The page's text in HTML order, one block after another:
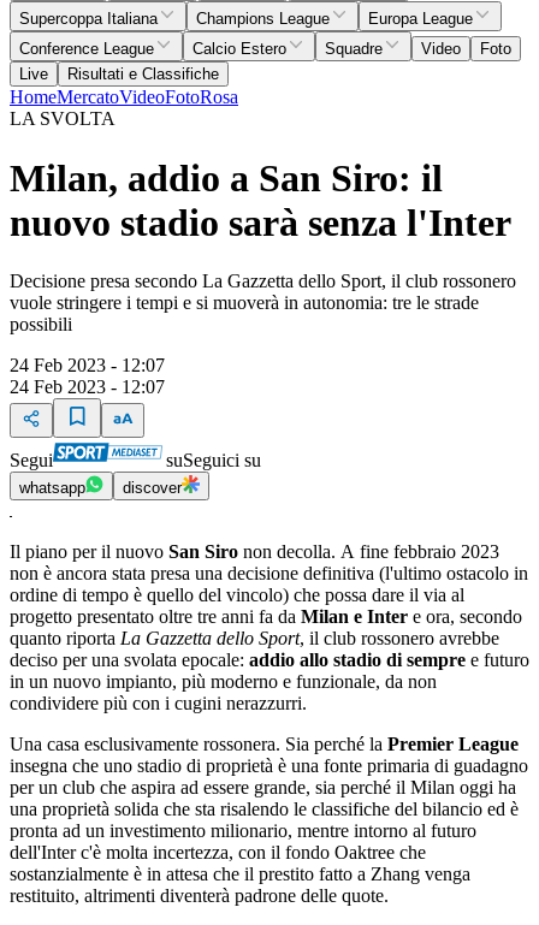
Supercoppa Italiana
Champions League
Europa League
Conference League
Calcio Estero Squadre Video
Foto
Live
Risultati e Classifiche
HomeMercatoVideoFotoRosa
LA SVOLTA
Milan, addio a San Siro: il
nuovo stadio sarà senza l'Inter
Decisione presa secondo La Gazzetta dello Sport, il club rossonero
vuole stringere i tempi e si muoverà in autonomia: tre le strade
possibili
24 Feb 2023 - 12:07
24 Feb 2023 - 12:07
Segui suSeguici su
whatsapp discover
Il piano per il nuovo San Siro non decolla. A fine febbraio 2023
non è ancora stata presa una decisione definitiva (l'ultimo ostacolo in
ordine di tempo è quello del vincolo) che possa dare il via al
progetto presentato oltre tre anni fa da Milan e Inter e ora, secondo
quanto riporta La Gazzetta dello Sport, il club rossonero avrebbe
deciso per una svolata epocale: addio allo stadio di sempre e futuro
in un nuovo impianto, più moderno e funzionale, da non
condividere più con i cugini nerazzurri.
Una casa esclusivamente rossonera. Sia perché la Premier League
insegna che uno stadio di proprietà è una fonte primaria di guadagno
per un club che aspira ad essere grande, sia perché il Milan oggi ha
una proprietà solida che sta risalendo le classifiche del bilancio ed è
pronta ad un investimento milionario, mentre intorno al futuro
dell'Inter c'è molta incertezza, con il fondo Oaktree che
sostanzialmente è in attesa che il prestito fatto a Zhang venga
restituito, altrimenti diventerà padrone delle quote.